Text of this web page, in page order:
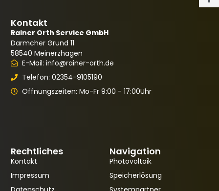
Navigation
Photovoltaik
Speicherlösung
Rechtliches
Kontakt
Impressum
Kontakt
Rainer Orth Service GmbH
Darmcher Grund 11
58540 Meinerzhagen
E-Mail: info@rainer-orth.de
Telefon: 02354-9105190
Öffnungszeiten: Mo-Fr 9:00 - 17:00Uhr